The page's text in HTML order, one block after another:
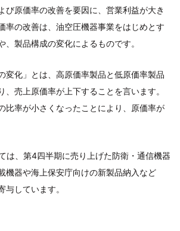
び原価率の改善を要因に、営業利益が大き
率の改善は、油空圧機器事業をはじめとす
、製品構成の変化によるものです。
変化」とは、高原価率製品と低原価率製品
、売上原価率が上下することを言います。
比率が小さくなったことにより、原価率が
は、第4四半期に売り上げた防衛・通信機器
機器や海上保安庁向けの新製品納入など
与しています。